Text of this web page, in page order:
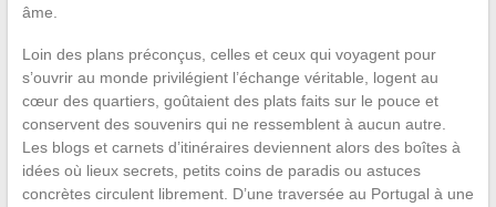
âme.
Loin des plans préconçus, celles et ceux qui voyagent pour
s’ouvrir au monde privilégient l’échange véritable, logent au
cœur des quartiers, goûtaient des plats faits sur le pouce et
conservent des souvenirs qui ne ressemblent à aucun autre.
Les blogs et carnets d’itinéraires deviennent alors des boîtes à
idées où lieux secrets, petits coins de paradis ou astuces
concrètes circulent librement. D’une traversée au Portugal à une